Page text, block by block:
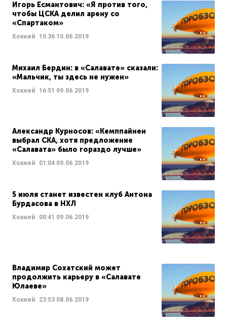
Игорь Есмантович: «Я против того,
чтобы ЦСКА делил арену со
«Спартаком»
Хоккей 15:36 10.06.2019
Михаил Бердин: в «Салавате» сказали:
«Мальчик, ты здесь не нужен»
Хоккей 16:51 09.06.2019
Александр Курносов: «Кемппайнен
выбрал СКА, хотя предложение
«Салавата» было гораздо лучше»
Хоккей 01:04 09.06.2019
5 июля станет известен клуб Антона
Бурдасова в НХЛ
Хоккей 00:41 09.06.2019
Владимир Сохатский может
продолжить карьеру в «Салавате
Юлаеве»
Хоккей 23:53 08.06.2019